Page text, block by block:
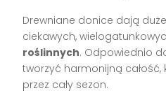
Drewniane donice dają
ciekawych,
roślinnych. Odpowiednio
tworzyć harmonijną
przez cały sezon.